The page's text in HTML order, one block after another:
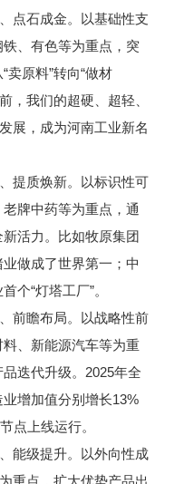
点石成金。以基础性支
、有色等为重点，突
卖原料”转向“做材
，我们的超硬、超轻、
展，成为河南工业新名
提质焕新。以标识性可
牌中药等为重点，通
活力。比如牧原集团
做成了世界第一；中
个“灯塔工厂”。
前瞻布局。以战略性前
、新能源汽车等为重
迭代升级。2025年全
增加值分别增长13%
点上线运行。
能级提升。以外向性成
重点，扩大优势产品出